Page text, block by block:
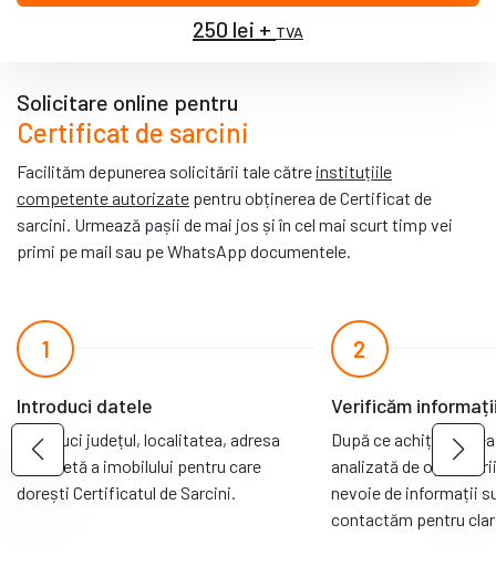
250 lei + TVA
Solicitare online pentru
Certificat de sarcini
Facilităm depunerea solicitării tale către instituțiile
competente autorizate pentru obținerea de Certificat de
sarcini. Urmează pașii de mai jos și în cel mai scurt timp vei
primi pe mail sau pe WhatsApp documentele.
1
Introduci datele
Introduci județul, localitatea, adresa
completă a imobilului pentru care
dorești Certificatul de Sarcini.
2
Verificăm
După ce achiți
analizată de
nevoie de informații
contactăm pentru